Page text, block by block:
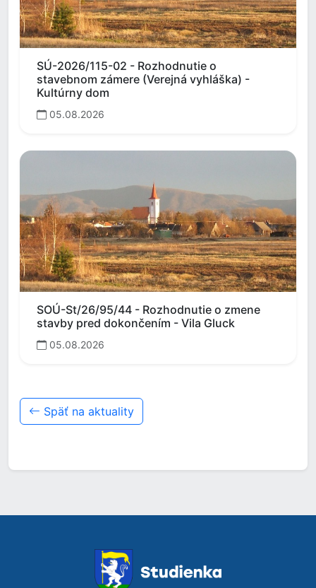
SÚ-2026/115-02 - Rozhodnutie o
stavebnom zámere (Verejná vyhláška) -
Kultúrny dom
05.08.2026
SOÚ-St/26/95/44 - Rozhodnutie o zmene
stavby pred dokončením - Vila Gluck
05.08.2026
Späť na aktuality